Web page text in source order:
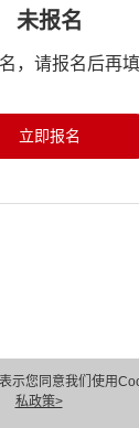
示您同意我们使用
私政策>
未报名
，请报名后再填
立即报名
1998-2026。 保留一切权
隐私保护
法律声明